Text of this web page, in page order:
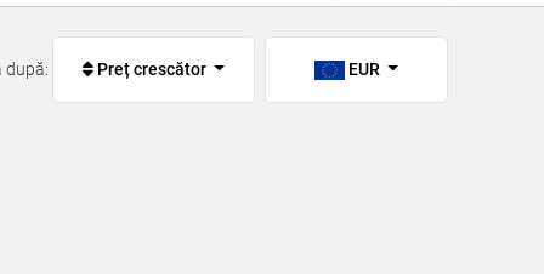
după: Preț crescător EUR